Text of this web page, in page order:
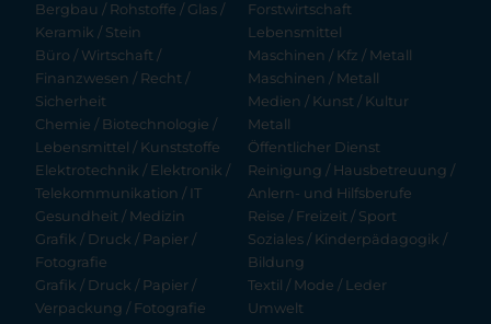
Bergbau / Rohstoffe / Glas /
Keramik / Stein
Büro / Wirtschaft /
Finanzwesen / Recht /
Sicherheit
Chemie / Biotechnologie /
Lebensmittel / Kunststoffe
Elektrotechnik / Elektronik /
Telekommunikation / IT
Gesundheit / Medizin
Grafik / Druck / Papier /
Fotografie
Grafik / Druck / Papier /
Verpackung / Fotografie
Forstwirtschaft
Lebensmittel
Maschinen / Kfz / Metall
Maschinen / Metall
Medien / Kunst / Kultur
Metall
Öffentlicher Dienst
Reinigung / Hausbetreuung /
Anlern- und Hilfsberufe
Reise / Freizeit / Sport
Soziales / Kinderpädagogik /
Bildung
Textil / Mode / Leder
Umwelt